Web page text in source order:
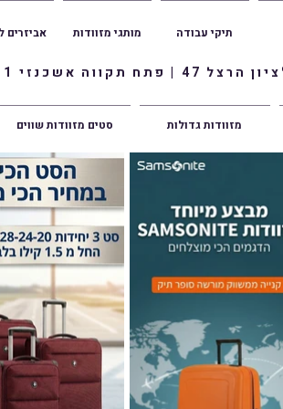
אביזרים מותגי מזוודות תיקי עבודה
סטים מזוודות שווים מזוודות גדולות